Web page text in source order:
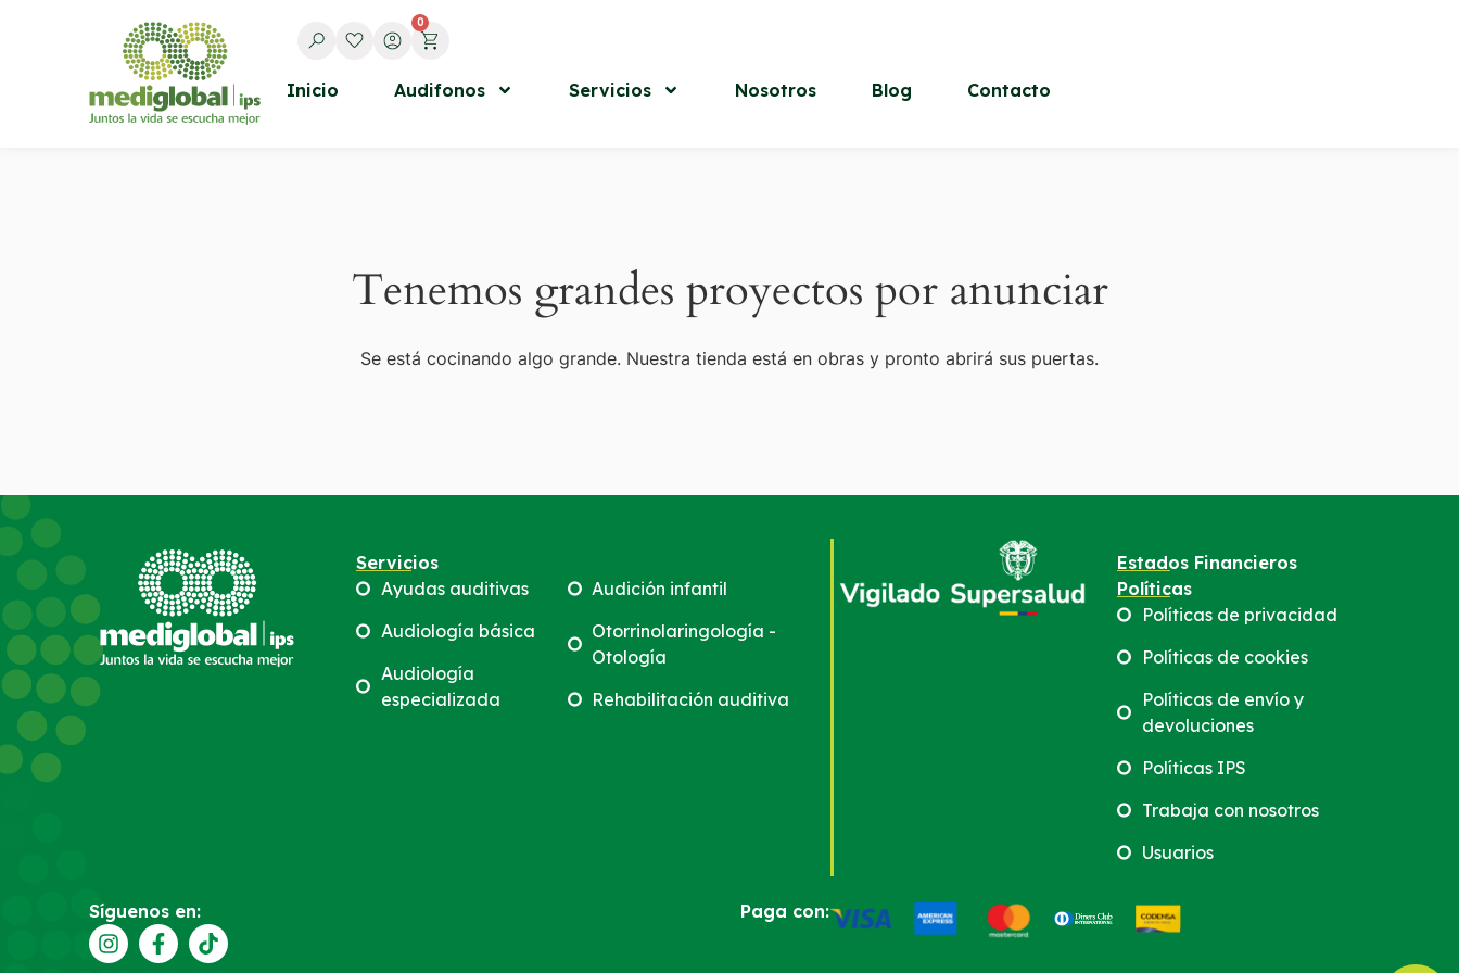
0
Inicio Audifonos Servicios Nosotros Blog Contacto
Tenemos grandes proyectos por anunciar
Se está cocinando algo grande. Nuestra tienda está en obras y pronto abrirá sus puertas.
Servicios
Ayudas auditivas
Audiología básica
Audiología
especializada
Audición infantil
Otorrinolaringología -
Otología
Rehabilitación auditiva
Estados Financieros
Políticas
Políticas de privacidad
Políticas de cookies
Políticas de envío y
devoluciones
Políticas IPS
Trabaja con nosotros
Usuarios
Síguenos en: Paga con: